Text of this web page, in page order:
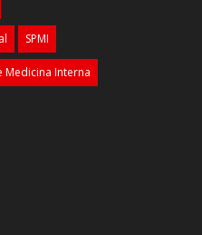
SPMI
Medicina Interna